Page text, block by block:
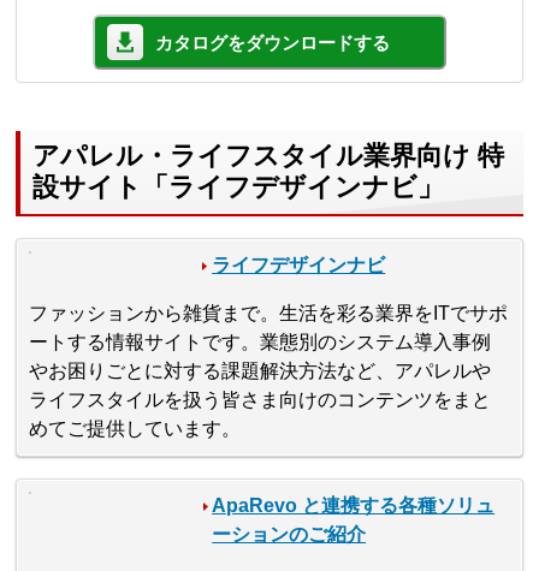
カタログをダウンロードする
アパレル・ライフスタイル業界向け 特
設サイト「ライフデザインナビ」
ライフデザインナビ
ファッションから雑貨まで。生活を彩る業界をITでサポ
ートする情報サイトです。業態別のシステム導入事例
やお困りごとに対する課題解決方法など、アパレルや
ライフスタイルを扱う皆さま向けのコンテンツをまと
めてご提供しています。
ApaRevo と連携する各種ソリュ
ーションのご紹介